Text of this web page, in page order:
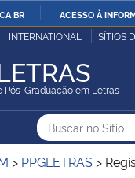
IR
O
BR ACESSO À
Pública
INTERNATIONAL SÍTIOS
Pós-Graduação em Letras
do Sítio
Busca
Buscar no
Busca:
> PPGLETRAS >